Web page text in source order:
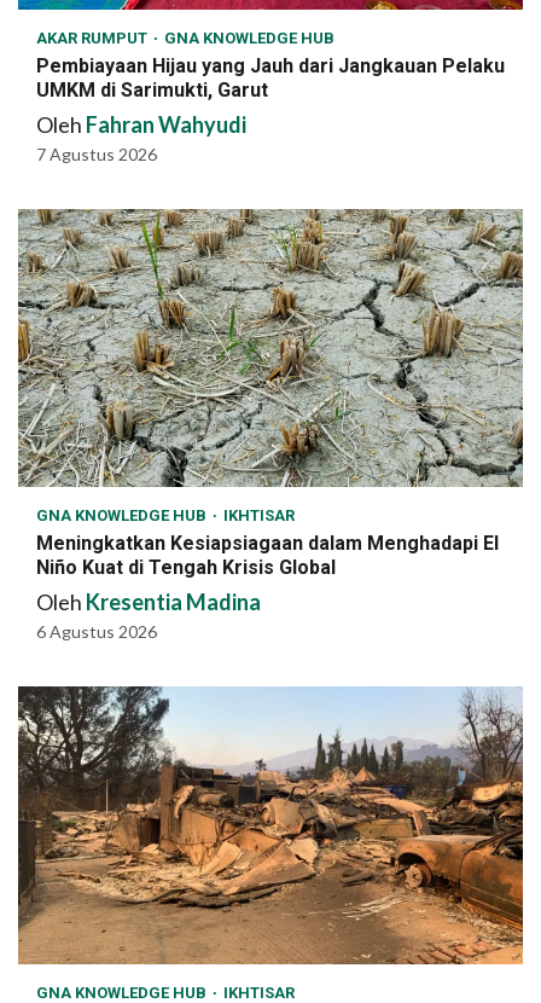
AKAR RUMPUT GNA KNOWLEDGE HUB
Pembiayaan Hijau yang Jauh dari Jangkauan Pelaku
UMKM di Sarimukti, Garut
Oleh Fahran Wahyudi
7 Agustus 2026
GNA KNOWLEDGE HUB IKHTISAR
Meningkatkan Kesiapsiagaan dalam Menghadapi El
Niño Kuat di Tengah Krisis Global
Oleh Kresentia Madina
6 Agustus 2026
GNA KNOWLEDGE HUB IKHTISAR